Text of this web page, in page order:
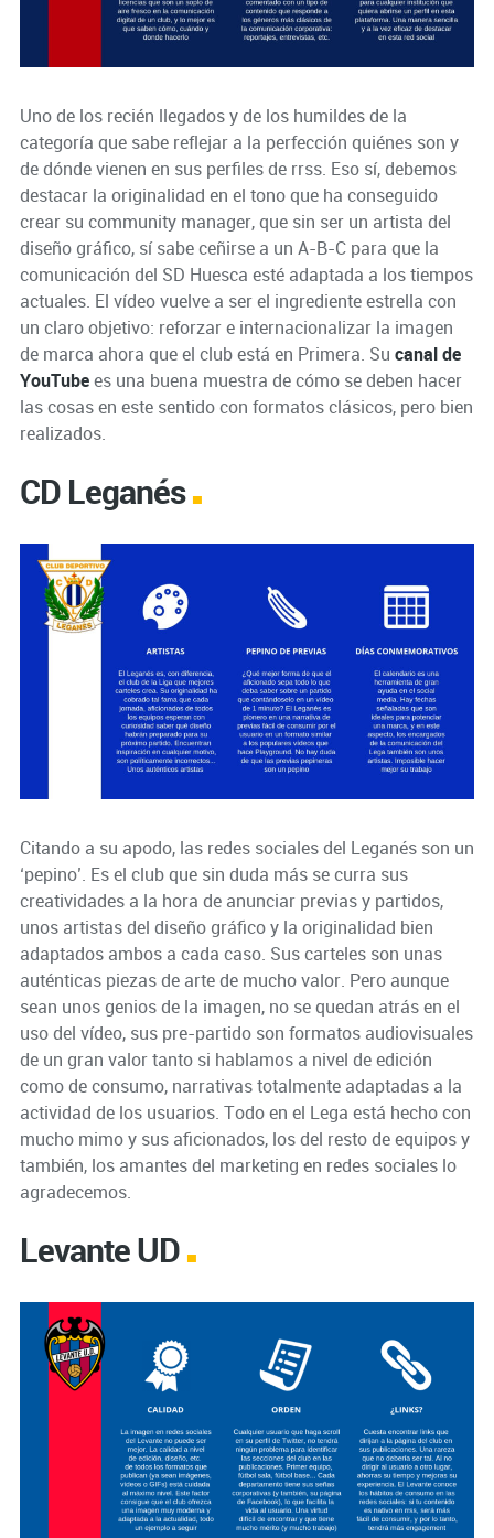
Uno de los recién llegados y de los humildes de la
categoría que sabe reflejar a la perfección quiénes son y
de dónde vienen en sus perfiles de rrss. Eso sí, debemos
destacar la originalidad en el tono que ha conseguido
crear su community manager, que sin ser un artista del
diseño gráfico, sí sabe ceñirse a un A-B-C para que la
comunicación del SD Huesca esté adaptada a los tiempos
actuales. El vídeo vuelve a ser el ingrediente estrella con
un claro objetivo: reforzar e internacionalizar la imagen
de marca ahora que el club está en Primera. Su canal de
YouTubees una buena muestra de cómo se deben hacer
las cosas en este sentido con formatos clásicos, pero bien
realizados.
CD Leganés
Citando a su apodo, las redes sociales del Leganés son un
‘pepino’. Es el club que sin duda más se curra sus
creatividades a la hora de anunciar previas y partidos,
unos artistas del diseño gráfico y la originalidad bien
adaptados ambos a cada caso. Sus carteles son unas
auténticas piezas de arte de mucho valor. Pero aunque
sean unos genios de la imagen, no se quedan atrás en el
uso del vídeo, sus pre-partido son formatos audiovisuales
de un gran valor tanto si hablamos a nivel de edición
como de consumo, narrativas totalmente adaptadas a la
actividad de los usuarios. Todo en el Lega está hecho con
mucho mimo y sus aficionados, los del resto de equipos y
también, los amantes del marketing en redes sociales lo
agradecemos.
Levante UD